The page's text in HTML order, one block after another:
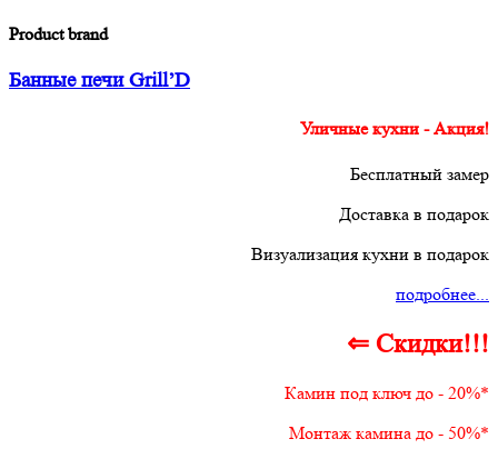
Product brand
Банные печи Grill’D
Уличные кухни - Акция!
Бесплатный замер
Доставка в подарок
Визуализация кухни в подарок
подробнее...
⇐ Скидки!!!
Камин под ключ до - 20%*
Монтаж камина до - 50%*